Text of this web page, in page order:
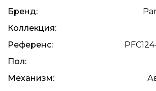
Бренд:
Коллекция:
Референс:
Пол:
Механизм: